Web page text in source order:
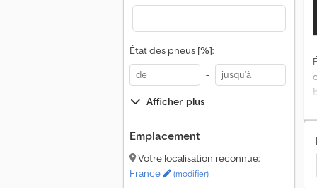
État des pneus [%]:
-
Afficher plus
Emplacement
Votre localisation reconnue:
France
(modifier)
Pavic Transport De Bois Unsinn Transport De Bois